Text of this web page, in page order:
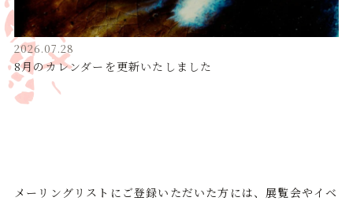
2026.07.28
8月のカレンダーを更新いたしました
メーリングリストにご登録いただいた方には、展覧会やイベ